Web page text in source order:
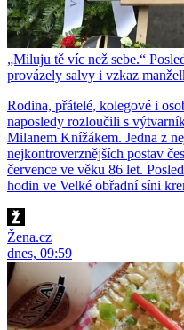
„Miluju tě víc než sebe.“
provázely salvy i vzkaz
Rodina, přátelé, kolegové i
naposledy rozloučili s
Milanem Knížákem. Jedna z
nejkontroverznějších postav
července ve věku 86 let.
hodin ve Velké obřadní síni
Žena.cz
dnes, 09:59